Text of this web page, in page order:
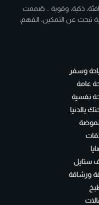
ذكية، وقوية .. صُممت
تبحث عن التمكين، الفهم،
وسفر
عامة
نفسية
بالدنيا
ستايل
ورشاقة